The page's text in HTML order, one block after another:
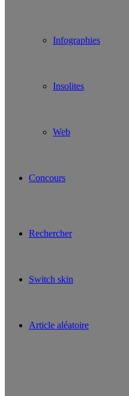
Infographies
Insolites
Web
Concours
Rechercher
Switch skin
Article aléatoire